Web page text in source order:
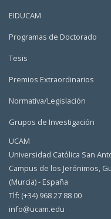
EIDUCAM
Programas de Doctorado
Tesis
Premios Extraordinarios
Normativa/Legislación
Grupos de Investigación
UCAM
Universidad Católica San
Campus de los Jerónimos,
(Murcia) - España
Tlf: (+34) 968 27 88 00
info@ucam.edu